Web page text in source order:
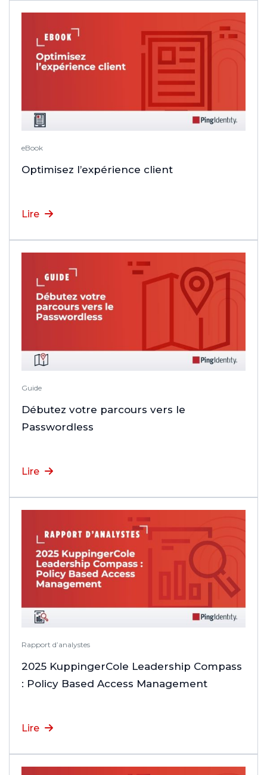
eBook
Optimisez l’expérience client
Lire
Guide
Débutez votre parcours vers le
Passwordless
Lire
Rapport d’analystes
2025 KuppingerCole Leadership Compass
: Policy Based Access Management
Lire